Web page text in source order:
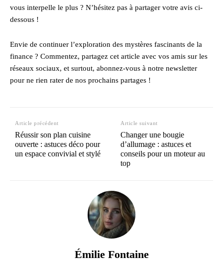
vous interpelle le plus ? N’hésitez pas à partager votre avis ci-
dessous !
Envie de continuer l’exploration des mystères fascinants de la
finance ? Commentez, partagez cet article avec vos amis sur les
réseaux sociaux, et surtout, abonnez-vous à notre newsletter
pour ne rien rater de nos prochains partages !
Article précédent
Réussir son plan cuisine
ouverte : astuces déco pour
un espace convivial et stylé
Article suivant
Changer une bougie
d’allumage : astuces et
conseils pour un moteur au
top
Émilie Fontaine